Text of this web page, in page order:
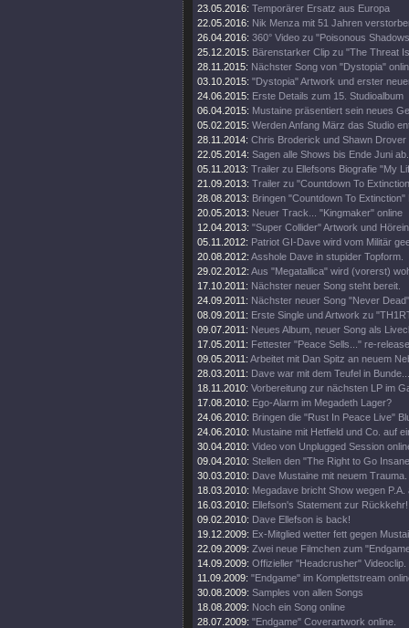
23.05.2016: Temporärer Ersatz aus Europa
22.05.2016: Nik Menza mit 51 Jahren
26.04.2016: 360° Video zu "Poisonous
25.12.2015: Bärenstarker Clip zu "The Threat
28.11.2015: Nächster Song von "Dystopia"
03.10.2015: "Dystopia" Artwork und erster
24.06.2015: Erste Details zum 15. Studioalbum
06.04.2015: Mustaine präsentiert sein neues
05.02.2015: Werden Anfang März das Studio
28.11.2014: Chris Broderick und Shawn
22.05.2014: Sagen alle Shows bis Ende Juni ab.
05.11.2013: Trailer zu Ellefsons Biografie "My
21.09.2013: Trailer zu "Countdown To
28.08.2013: Bringen "Countdown To Extinction"
20.05.2013: Neuer Track... "Kingmaker" online
12.04.2013: "Super Collider" Artwork und
05.11.2012: Patriot GI-Dave wird vom Militär
20.08.2012: Asshole Dave in stupider Topform.
29.02.2012: Aus "Megatallica" wird (vorerst)
17.10.2011: Nächster neuer Song steht bereit.
24.09.2011: Nächster neuer Song "Never
08.09.2011: Erste Single und Artwork zu
09.07.2011: Neues Album, neuer Song als
17.05.2011: Fettester "Peace Sells..." re-
09.05.2011: Arbeitet mit Dan Spitz an neuem
28.03.2011: Dave war mit dem Teufel in Bunde...
18.11.2010: Vorbereitung zur nächsten LP im
17.08.2010: Ego-Alarm im Megadeth Lager?
24.06.2010: Bringen die "Rust In Peace Live"
24.06.2010: Mustaine mit Hetfield und Co. auf
30.04.2010: Video von Unplugged Session
09.04.2010: Stellen den "The Right to Go
30.03.2010: Dave Mustaine mit neuem Trauma.
18.03.2010: Megadave bricht Show wegen P.A.
16.03.2010: Ellefson's Statement zur Rückkehr!
09.02.2010: Dave Ellefson is back!
19.12.2009: Ex-Mitglied wetter fett gegen
22.09.2009: Zwei neue Filmchen zum
14.09.2009: Offizieller "Headcrusher" Videoclip.
11.09.2009: "Endgame" im Komplettstream
30.08.2009: Samples von allen Songs
18.08.2009: Noch ein Song online
28.07.2009: "Endgame" Coverartwork online.